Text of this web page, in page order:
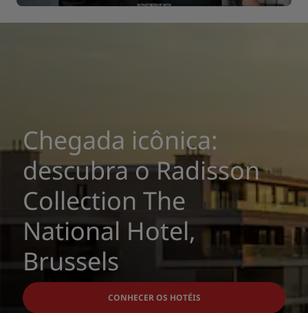
Chegada icônica:
descubra o Radisson
Collection The
National Hotel,
Brussels
CONHECER OS HOTÉIS